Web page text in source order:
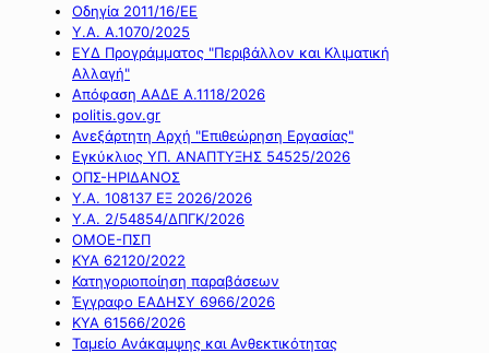
Οδηγία 2011/16/ΕΕ
Υ.Α. Α.1070/2025
ΕΥΔ Προγράμματος "Περιβάλλον και Κλιματική
Αλλαγή"
Απόφαση ΑΑΔΕ Α.1118/2026
politis.gov.gr
Ανεξάρτητη Αρχή "Επιθεώρηση Εργασίας"
Εγκύκλιος ΥΠ. ΑΝΑΠΤΥΞΗΣ 54525/2026
ΟΠΣ-ΗΡΙΔΑΝΟΣ
Υ.Α. 108137 ΕΞ 2026/2026
Υ.Α. 2/54854/ΔΠΓΚ/2026
ΟΜΟΕ-ΠΣΠ
ΚΥΑ 62120/2022
Κατηγοριοποίηση παραβάσεων
Έγγραφο ΕΑΔΗΣΥ 6966/2026
ΚΥΑ 61566/2026
Ταμείο Ανάκαμψης και Ανθεκτικότητας